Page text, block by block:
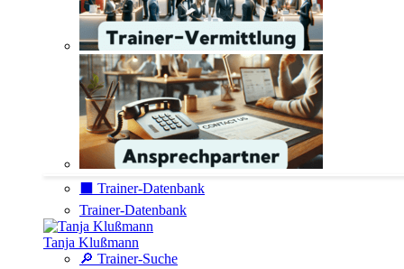
⬛️ Trainer-Datenbank
Trainer-Datenbank
Tanja Klußmann
🔎 Trainer-Suche